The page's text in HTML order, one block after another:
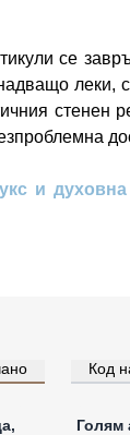
се
леки,
и
Код
Голям